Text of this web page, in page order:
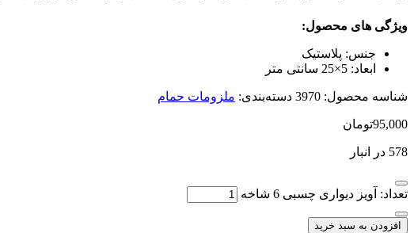
ویژگی های محصول:
جنس: پلاستیک
ابعاد: 5×25 سانتی متر
شناسه محصول: 3970 دسته‌بندی: ملزومات حمام
95,000تومان
578 در انبار
تعداد: آویز دیواری چسبی 6 شاخه
افزودن به سبد خرید